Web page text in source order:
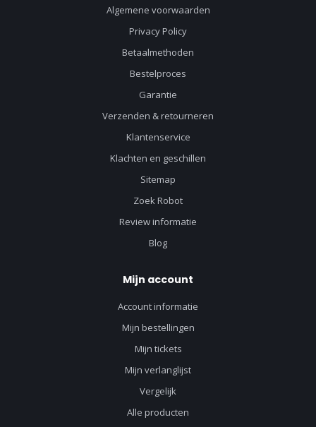
Algemene voorwaarden
Privacy Policy
Betaalmethoden
Bestelproces
Garantie
Verzenden & retourneren
Klantenservice
Klachten en geschillen
Sitemap
Zoek Robot
Review informatie
Blog
Mijn account
Account informatie
Mijn bestellingen
Mijn tickets
Mijn verlanglijst
Vergelijk
Alle producten